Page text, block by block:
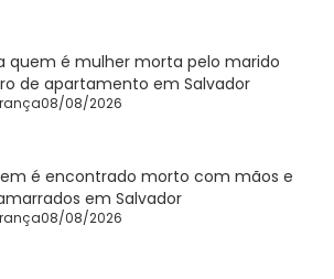
quem é mulher morta pelo marido
de apartamento em Salvador
08/08/2026
é encontrado morto com mãos e
em Salvador
08/08/2026